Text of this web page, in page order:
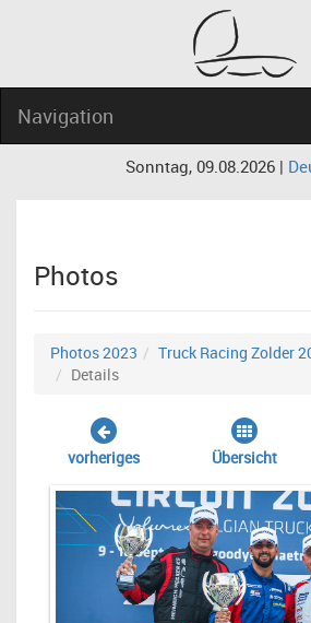
Navigation
Sonntag, 09.08.2026 |
Photos
Photos 2023 Truck Racing Zolder
Details
vorheriges Übersicht